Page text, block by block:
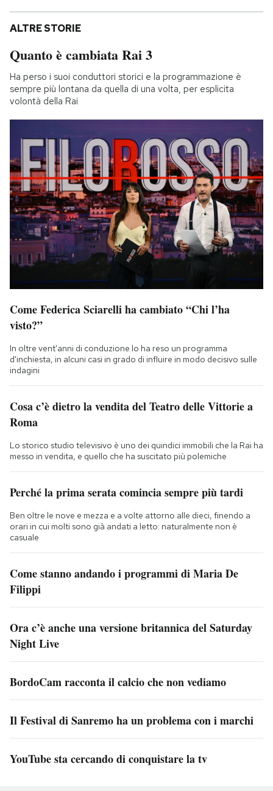
ALTRE STORIE
Quanto è cambiata Rai 3
Ha perso i suoi conduttori storici e la programmazione è
sempre più lontana da quella di una volta, per esplicita
volontà della Rai
Come Federica Sciarelli ha cambiato “Chi l’ha
visto?”
In oltre vent'anni di conduzione lo ha reso un programma
d'inchiesta, in alcuni casi in grado di influire in modo decisivo sulle
indagini
Cosa c’è dietro la vendita del Teatro delle Vittorie a
Roma
Lo storico studio televisivo è uno dei quindici immobili che la Rai ha
messo in vendita, e quello che ha suscitato più polemiche
Perché la prima serata comincia sempre più tardi
Ben oltre le nove e mezza e a volte attorno alle dieci, finendo a
orari in cui molti sono già andati a letto: naturalmente non è
casuale
Come stanno andando i programmi di Maria De
Filippi
Ora c’è anche una versione britannica del Saturday
Night Live
BordoCam racconta il calcio che non vediamo
Il Festival di Sanremo ha un problema con i marchi
YouTube sta cercando di conquistare la tv